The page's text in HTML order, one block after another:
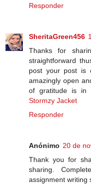
Responder
SheritaGreen456
Thanks for
straightforward
post your post is
amazingly open
of gratitude is in
Stormzy Jacket
Responder
Anónimo 20 de
Thank you for
sharing.
assignment writing